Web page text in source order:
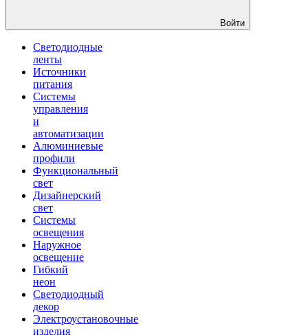
Войти
Светодиодные
ленты
Источники
питания
Системы
управления
и
автоматизации
Алюминиевые
профили
Функциональный
свет
Дизайнерский
свет
Системы
освещения
Наружное
освещение
Гибкий
неон
Светодиодный
декор
Электроустановочные
изделия